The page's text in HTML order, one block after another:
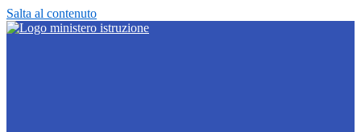
Salta al contenuto